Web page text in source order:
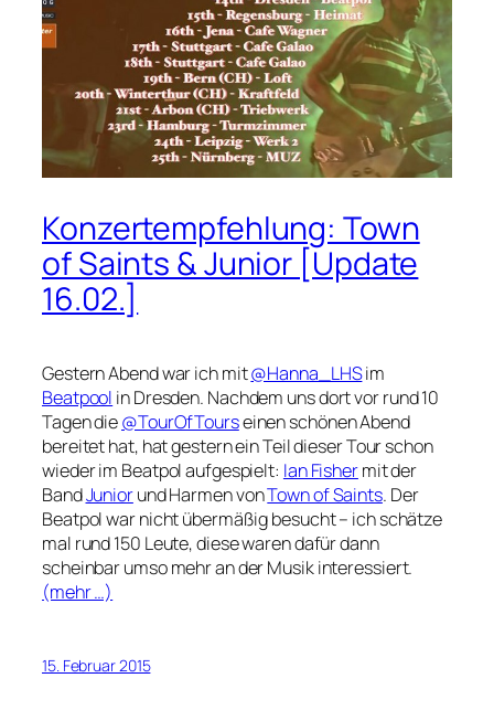
Konzertempfehlung: Town
of Saints & Junior [Update
16.02.]
Gestern Abend war ich mit@Hanna_LHSim
Beatpool in Dresden. Nachdem uns dort vor rund 10
Tagen die@TourOfTourseinen schönen Abend
bereitet hat, hat gestern ein Teil dieser Tour schon
wieder im Beatpol aufgespielt: Ian Fishermit der
BandJuniorund Harmen vonTown of Saints. Der
Beatpol war nicht übermäßig besucht – ich schätze
mal rund 150 Leute, diese waren dafür dann
scheinbar umso mehr an der Musik interessiert.
(mehr …)
15. Februar 2015